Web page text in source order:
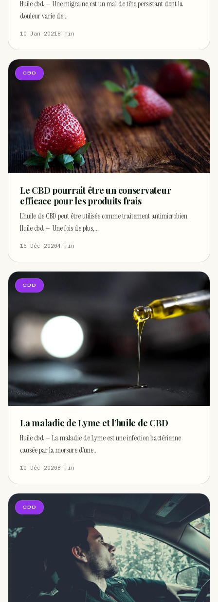
Huile cbd — Une migraine est un mal de tête persistant dont la
douleur varie de…
10 Jan 20218 min
CBD
Le CBD pourrait être un conservateur
efficace pour les produits frais
L’huile de CBD peut être utilisée comme traitement antimicrobien
Huile cbd — Une fois de plus,…
15 Déc 20204 min
CBD
La maladie de Lyme et l’huile de CBD
Huile cbd — La maladie de Lyme est une infection bactérienne
causée par la morsure d’une…
10 Déc 20208 min
CBD